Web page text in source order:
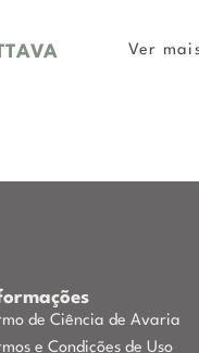
Ver
de Ciência de Avaria
e Condições de Uso